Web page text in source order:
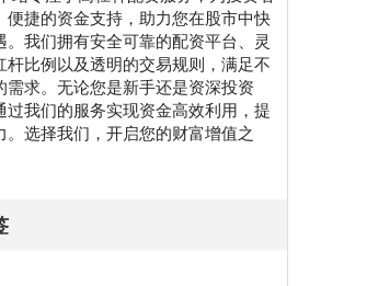
便捷的资金支持，助力您在股市中快
。我们拥有安全可靠的配资平台、灵
杆比例以及透明的交易规则，满足不
需求。无论您是新手还是资深投资
过我们的服务实现资金高效利用，提
。选择我们，开启您的财富增值之